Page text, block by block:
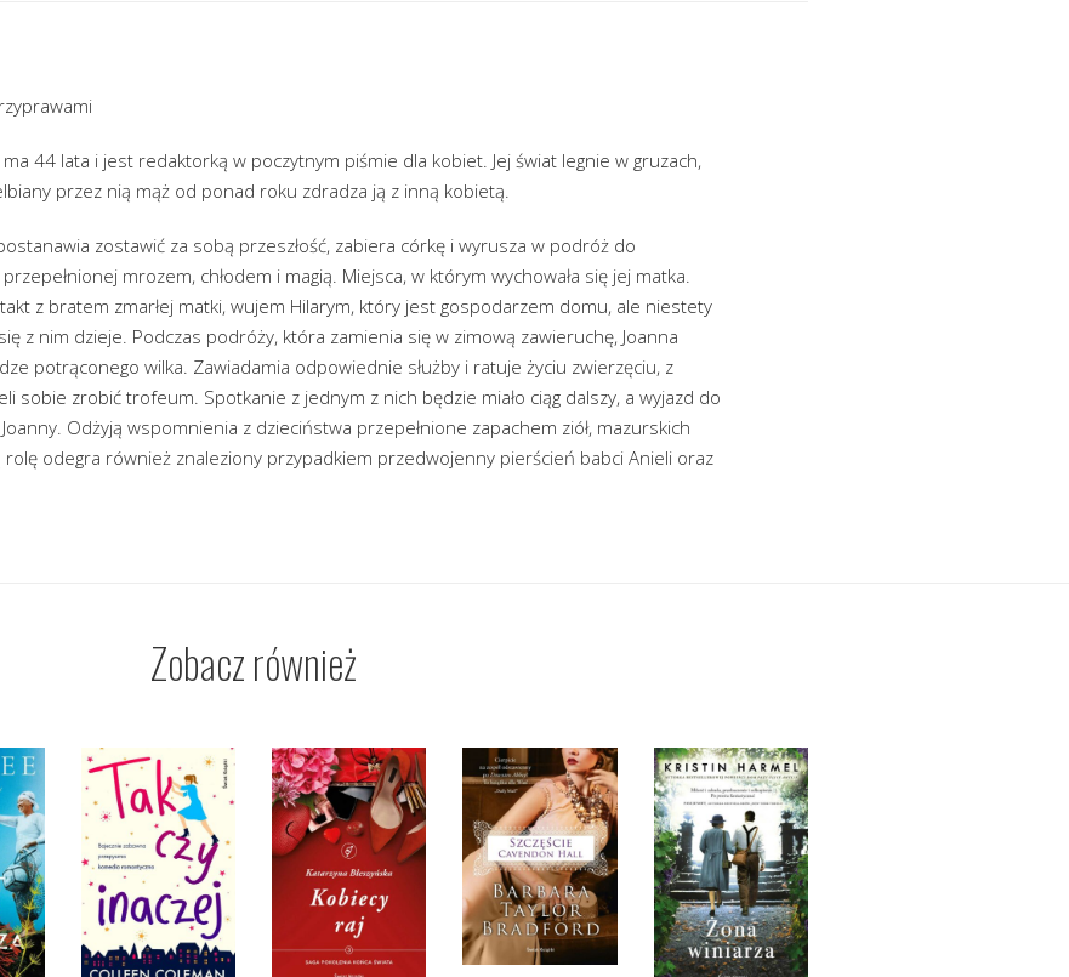
ma 44 lata i jest redaktorką w poczytnym piśmie dla kobiet. Jej świat legnie w gruzach,
przez nią mąż od ponad roku zdradza ją z inną kobietą.
zostawić za sobą przeszłość, zabiera córkę i wyrusza w podróż do
mrozem, chłodem i magią. Miejsca, w którym wychowała się jej matka.
z bratem zmarłej matki, wujem Hilarym, który jest gospodarzem domu, ale niestety
z nim dzieje. Podczas podróży, która zamienia się w zimową zawieruchę, Joanna
potrąconego wilka. Zawiadamia odpowiednie służby i ratuje życiu zwierzęciu, z
sobie zrobić trofeum. Spotkanie z jednym z nich będzie miało ciąg dalszy, a wyjazd do
Joanny. Odżyją wspomnienia z dzieciństwa przepełnione zapachem ziół, mazurskich
rolę odegra również znaleziony przypadkiem przedwojenny pierścień babci Anieli oraz
Zobacz również